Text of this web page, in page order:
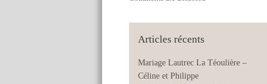
Articles récents
Mariage Lautrec La Téoulière –
Céline et Philippe